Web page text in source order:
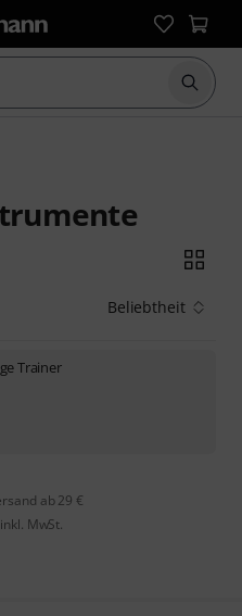
Suche
Beliebtheit
Trainer
ab 29 €
MwSt.